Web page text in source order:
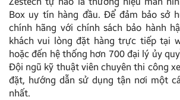
Box uy tín hàng đầu. Để đảm bảo sở
chính hãng với chính sách bảo hành
khách vui lòng đặt hàng trực tiếp tại
hoặc đến hệ thống hơn 700 đại lý ủy
Đội ngũ kỹ thuật viên chuyên thi công
đặt, hướng dẫn sử dụng tận nơi một
nhất.